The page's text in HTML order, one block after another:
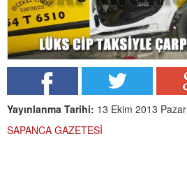
Yayınlanma Tarihi: 13 Ekim 2013 Pazar
SAPANCA GAZETESİ